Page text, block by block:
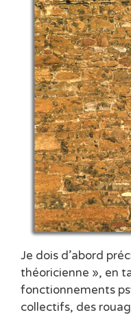
Je dois d’abord
théoricienne », en
fonctionnements
collectifs, des